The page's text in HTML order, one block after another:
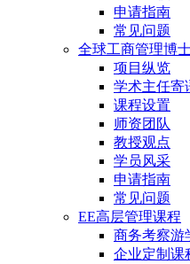
申请指南
常见问题
全球工商管理博
项目纵览
学术主任寄
课程设置
师资团队
教授观点
学员风采
申请指南
常见问题
EE高层管理课程
商务考察游
企业定制课